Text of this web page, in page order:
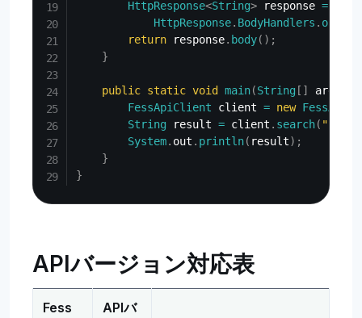
HttpResponse<String> response =
HttpResponse. BodyHandlers .
return response. body( ) ;
}
public static void main(String [ ] args
FessApiClient client = new
String result = client . search( "Fess
System. out . println( result) ;
}
}
APIバージョン対応表
Fess
APIバ